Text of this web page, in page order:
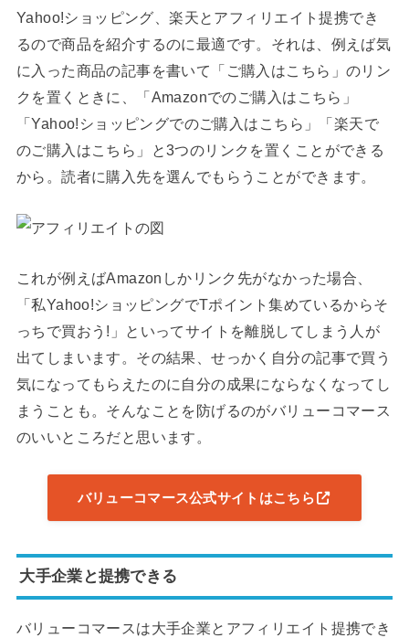
Yahoo!ショッピング、楽天とアフィリエイト提携でき
るので商品を紹介するのに最適です。それは、例えば気
に入った商品の記事を書いて「ご購入はこちら」のリン
クを置くときに、「Amazonでのご購入はこちら」
「Yahoo!ショッピングでのご購入はこちら」「楽天で
のご購入はこちら」と3つのリンクを置くことができる
から。読者に購入先を選んでもらうことができます。
これが例えばAmazonしかリンク先がなかった場合、
「私Yahoo!ショッピングでTポイント集めているからそ
っちで買おう!」といってサイトを離脱してしまう人が
出てしまいます。その結果、せっかく自分の記事で買う
気になってもらえたのに自分の成果にならなくなってし
まうことも。そんなことを防げるのがバリューコマース
のいいところだと思います。
バリューコマース公式サイトはこちら
大手企業と提携できる
バリューコマースは大手企業とアフィリエイト提携でき